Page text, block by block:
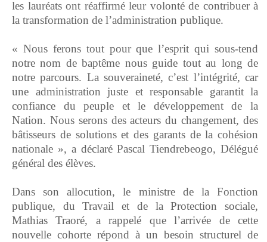
les lauréats ont réaffirmé leur volonté de contribuer à
la transformation de l’administration publique.
‎« Nous ferons tout pour que l’esprit qui sous-tend
notre nom de baptême nous guide tout au long de
notre parcours. La souveraineté, c’est l’intégrité, car
une administration juste et responsable garantit la
confiance du peuple et le développement de la
Nation. Nous serons des acteurs du changement, des
bâtisseurs de solutions et des garants de la cohésion
nationale », a déclaré Pascal Tiendrebeogo, Délégué
général des élèves.
‎Dans son allocution, le ministre de la Fonction
publique, du Travail et de la Protection sociale,
Mathias Traoré, a rappelé que l’arrivée de cette
nouvelle cohorte répond à un besoin structurel de